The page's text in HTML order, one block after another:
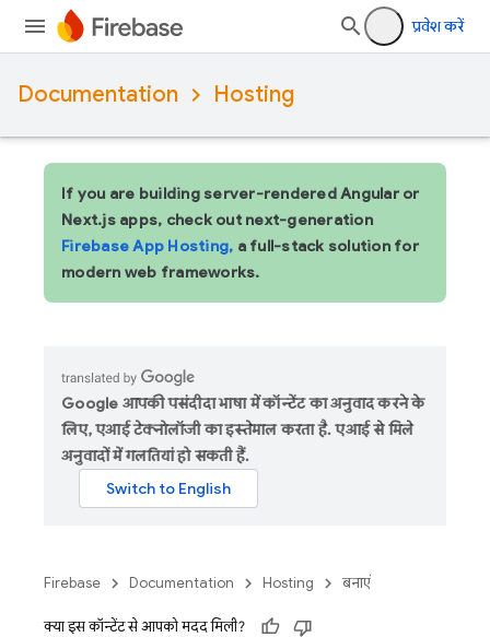
प्रवेश करें
Documentation Hosting
If you are building server-rendered Angular or
Next.js apps, check out next-generation
Firebase App Hosting, a full-stack solution for
modern web frameworks.
Google आपकी पसंदीदा भाषा में कॉन्टेंट का अनुवाद करने के
लिए, एआई टेक्नोलॉजी का इस्तेमाल करता है. एआई से मिले
अनुवादों में गलतियां हो सकती हैं.
Firebase Documentation Hosting बनाएं
क्या इस कॉन्टेंट से आपको मदद मिली?